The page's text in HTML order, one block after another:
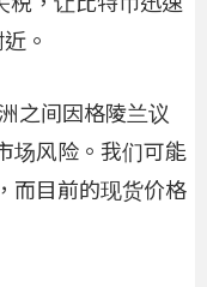
。
之间因格陵兰议
场风险。我们可能
而目前的现货价格